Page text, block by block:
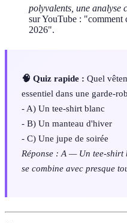
polyvalents, une analyse
sur YouTube :
2026".
🧠 Quiz rapide : Quel
essentiel dans une garde-
- A) Un tee-shirt blanc
- B) Un manteau d'hiver
- C) Une jupe de soirée
Réponse : A — Un tee-
se combine avec presque